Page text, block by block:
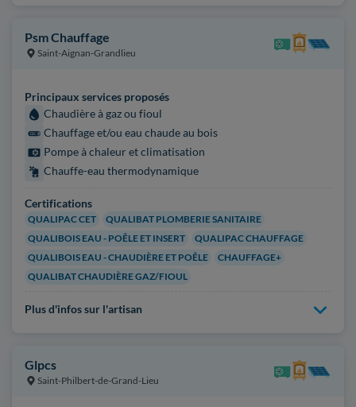
Psm Chauffage
Saint-Aignan-Grandlieu
Principaux services proposés
Chaudière à gaz ou fioul
Chauffage et/ou eau chaude au bois
Pompe à chaleur et climatisation
Chauffe-eau thermodynamique
Certifications
QUALIPAC CET
QUALIBAT PLOMBERIE SANITAIRE
QUALIBOIS EAU - POÊLE ET INSERT
QUALIPAC CHAUFFAGE
QUALIBOIS EAU - CHAUDIÈRE ET POÊLE
CHAUFFAGE+
QUALIBAT CHAUDIÈRE GAZ/FIOUL
Plus d'infos sur l'artisan
Glpcs
Saint-Philbert-de-Grand-Lieu